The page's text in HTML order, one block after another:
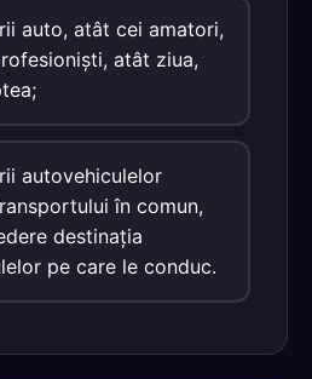
auto, atât cei amatori,
atât ziua,
autovehiculelor
în comun,
destinaţia
pe care le conduc.